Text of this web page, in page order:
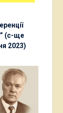
(с-ще
2023)